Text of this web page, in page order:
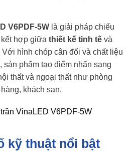
V6PDF-5W là giải pháp chiếu
kết hợp giữa thiết kế tinh tế và
Với hình chóp cân đối và chất liệu
sản phẩm tạo điểm nhấn sang
thất và ngoại thất như phòng
khách sạn.
kỹ thuật nổi bật